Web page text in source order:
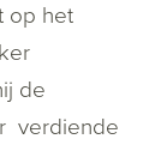
op het
de
verdiende